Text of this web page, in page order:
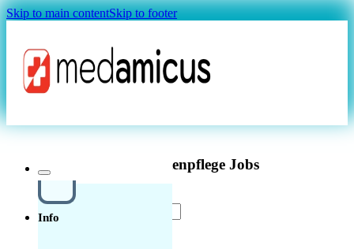
Skip to main contentSkip to footer
Magazin
Teamleitung Pflege Pflege älterer Menschen
Info
Aktuelle Altenpflege Jobs